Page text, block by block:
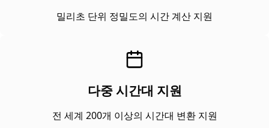
밀리초 단위 정밀도의 시간 계산 지원
다중 시간대 지원
전 세계 200개 이상의 시간대 변환 지원